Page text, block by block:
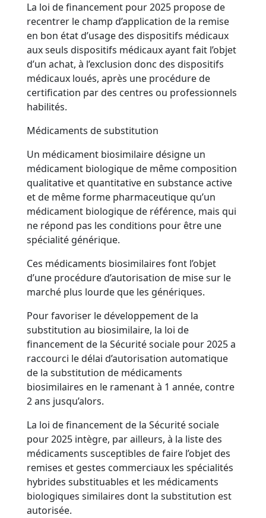
La loi de financement pour 2025 propose de
recentrer le champ d’application de la remise
en bon état d’usage des dispositifs médicaux
aux seuls dispositifs médicaux ayant fait l’objet
d’un achat, à l’exclusion donc des dispositifs
médicaux loués, après une procédure de
certification par des centres ou professionnels
habilités.
Médicaments de substitution
Un médicament biosimilaire désigne un
médicament biologique de même composition
qualitative et quantitative en substance active
et de même forme pharmaceutique qu’un
médicament biologique de référence, mais qui
ne répond pas les conditions pour être une
spécialité générique.
Ces médicaments biosimilaires font l’objet
d’une procédure d’autorisation de mise sur le
marché plus lourde que les génériques.
Pour favoriser le développement de la
substitution au biosimilaire, la loi de
financement de la Sécurité sociale pour 2025 a
raccourci le délai d’autorisation automatique
de la substitution de médicaments
biosimilaires en le ramenant à 1 année, contre
2 ans jusqu’alors.
La loi de financement de la Sécurité sociale
pour 2025 intègre, par ailleurs, à la liste des
médicaments susceptibles de faire l’objet des
remises et gestes commerciaux les spécialités
hybrides substituables et les médicaments
biologiques similaires dont la substitution est
autorisée.